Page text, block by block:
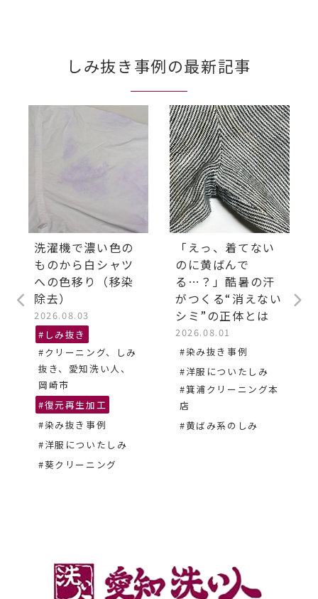
しみ抜き事例の最新記事
洗濯機で濃い色の
ものから白シャツ
への色移り（移染
除去）
2026.08.03
#しみ抜き
#クリーニング、しみ
抜き、愛知洗い人、
岡崎市
#復元再生加工
#染み抜き事例
#洋服についたしみ
#葵クリーニング
「えっ、着てない
のに黄ばんで
る…？」酷暑の汗
がつくる“消えない
シミ”の正体とは
2026.08.01
#染み抜き事例
#洋服についたしみ
#箕浦クリーニング本
店
#黄ばみ系のしみ